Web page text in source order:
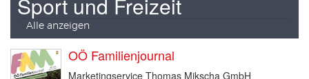
Alle anzeigen
OÖ Familienjournal
Marketingservice Thomas Mikscha GmbH